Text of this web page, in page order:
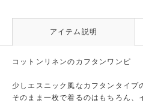
アイテム説明
コットンリネンのカフタンワンピ
少しエスニック風なカフタンタイプ
そのまま一枚で着るのはもちろん、